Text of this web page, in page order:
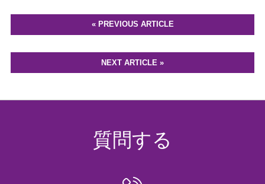
« PREVIOUS ARTICLE
NEXT ARTICLE »
質問する